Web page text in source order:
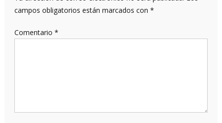
campos obligatorios están marcados con *
Comentario *